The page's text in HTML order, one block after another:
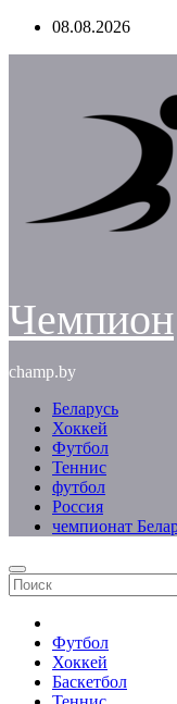
Перейти08.08.2026
Чемпион
champ.by
Беларусь
Хоккей
Футбол
Теннис
футбол
Россия
чемпионат
Футбол
Хоккей
Баскетбол